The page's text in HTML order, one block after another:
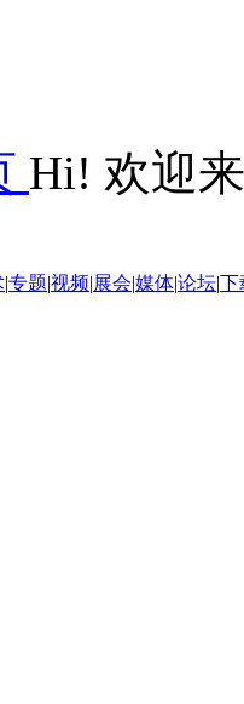
Hi! 欢迎
|专题|视频|展会|媒体|论坛|下